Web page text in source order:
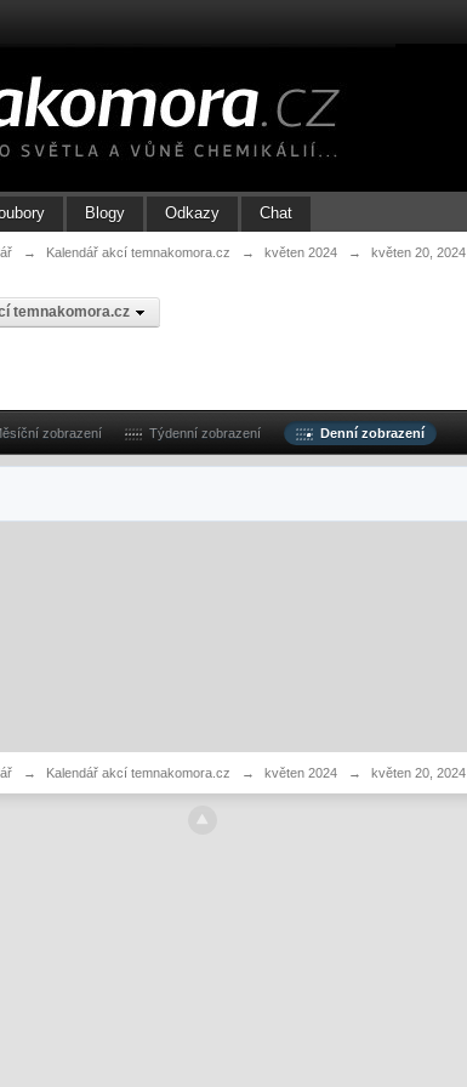
Blogy Odkazy Chat
→ Kalendář akcí temnakomora.cz → květen 2024 → květen 20, 2024
temnakomora.cz
zobrazení Týdenní zobrazení Denní zobrazení
→ Kalendář akcí temnakomora.cz → květen 2024 → květen 20, 2024